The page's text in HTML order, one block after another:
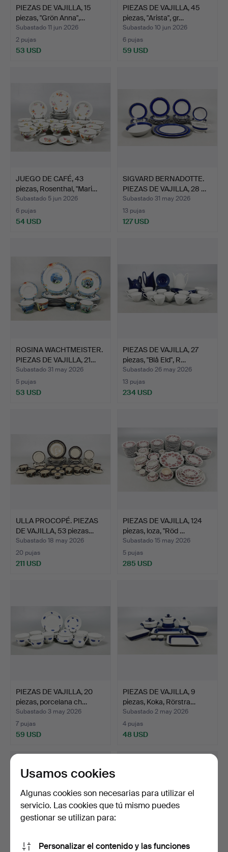
PIEZAS DE VAJILLA, 15
piezas, "Grön Anna",…
Subastado 11 jun 2026
2 pujas
53 USD
PIEZAS DE VAJILLA, 45
piezas, "Arista", gr…
Subastado 10 jun 2026
6 pujas
59 USD
JUEGO DE CAFÉ, 43
piezas, Rosenthal, "Mari…
Subastado 5 jun 2026
6 pujas
54 USD
SIGVARD BERNADOTTE.
PIEZAS DE VAJILLA, 28 …
Subastado 31 may 2026
13 pujas
127 USD
ROSINA WACHTMEISTER.
PIEZAS DE VAJILLA, 21…
Subastado 31 may 2026
5 pujas
53 USD
PIEZAS DE VAJILLA, 27
piezas, "Blå Eld", R…
Subastado 26 may 2026
13 pujas
234 USD
ULLA PROCOPÉ. PIEZAS
DE VAJILLA, 53 piezas…
Subastado 18 may 2026
20 pujas
211 USD
PIEZAS DE VAJILLA, 124
piezas, loza, "Röd …
Subastado 15 may 2026
5 pujas
285 USD
PIEZAS DE VAJILLA, 20
piezas, porcelana ch…
Subastado 3 may 2026
7 pujas
59 USD
PIEZAS DE VAJILLA, 9
piezas, Koka, Rörstra…
Subastado 2 may 2026
4 pujas
48 USD
Usamos cookies
Algunas cookies son necesarias para utilizar el
servicio. Las cookies que tú mismo puedes
gestionar se utilizan para:
Personalizar el contenido y las funciones